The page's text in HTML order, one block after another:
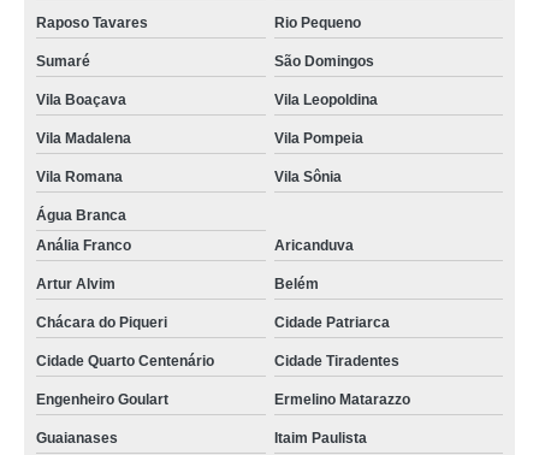
procuro por cartão de pvc para crachá Parque São Lucas
cartão pvc branco para crachá preço Jardim São Luiz
cartão em pvc branco preço Água Branca
procuro por cartão pvc branco para crachá Vila Curuçá
cotação de cartão de pvc mifare Água Branca
cartão pvc branco para crachá São Lourenço da Serra
cartão de pvc branco para crachá preço Vila Boaçava
cartão pvc acura Santa Isabel
cartão de pvc mifare São Mateus
cartão pvc hid preço Vila Gustavo
Raposo Tavares Rio Pequeno
Sumaré São Domingos
Vila Boaçava Vila Leopoldina
Vila Madalena Vila Pompeia
Vila Romana Vila Sônia
Água Branca
Anália Franco
Aricanduva
Artur Alvim Belém
Chácara do Piqueri Cidade Patriarca
Cidade Quarto Centenário Cidade Tiradentes
Engenheiro Goulart Ermelino Matarazzo
Guaianases Itaim Paulista